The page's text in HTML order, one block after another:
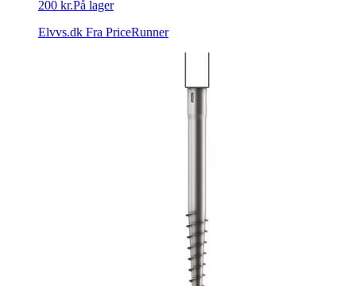
200 kr.På lager
Elvvs.dk Fra PriceRunner